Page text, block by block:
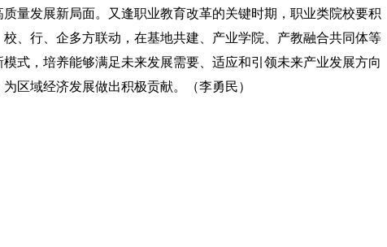
量发展新局面。又逢职业教育改革的关键时期，职业类院校要积
、行、企多方联动，在基地共建、产业学院、产教融合共同体等
式，培养能够满足未来发展需要、适应和引领未来产业发展方向
区域经济发展做出积极贡献。（李勇民）